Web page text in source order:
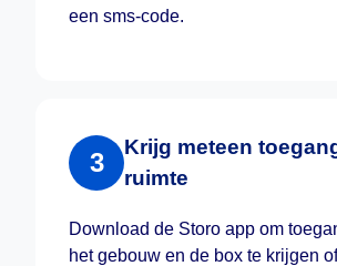
een sms-code.
3
Krijg meteen
ruimte
Download de Storo app om
het gebouw en de box te krijgen of